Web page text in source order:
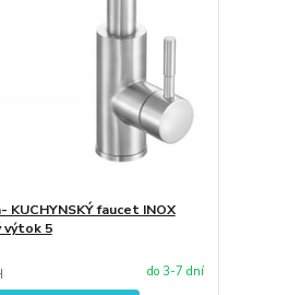
KUCHYNSKÝ faucet INOX
výtok 5
do 3-7 dní